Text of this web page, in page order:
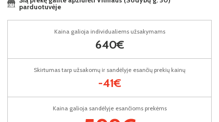
parduotuvėje
Kaina galioja sandėlyje esančioms prekėms
Kaina galioja individualiems užsakymams
640€
Skirtumas tarp užsakomų ir sandėlyje esančių prekių kainų
-41€